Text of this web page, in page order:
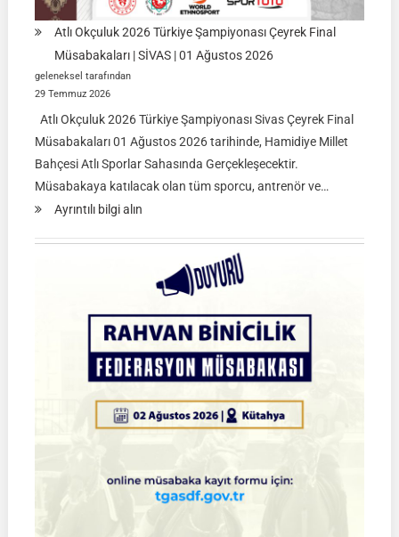
Atlı Okçuluk 2026 Türkiye Şampiyonası Çeyrek Final
Müsabakaları | SİVAS | 01 Ağustos 2026
geleneksel tarafından
29 Temmuz 2026
Atlı Okçuluk 2026 Türkiye Şampiyonası Sivas Çeyrek Final
Müsabakaları 01 Ağustos 2026 tarihinde, Hamidiye Millet
Bahçesi Atlı Sporlar Sahasında Gerçekleşecektir.
Müsabakaya katılacak olan tüm sporcu, antrenör ve…
Ayrıntılı bilgi alın:
2026
Türkiye
Şampiyonası
Final
|
01